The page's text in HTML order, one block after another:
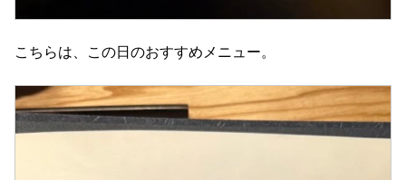
こちらは、この日のおすすめメニュー。